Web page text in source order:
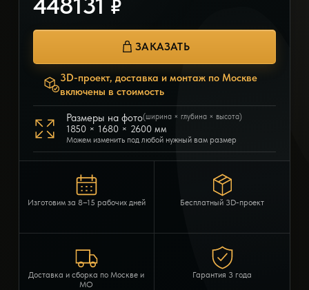
₽
ЗАКАЗАТЬ
3D-проект, доставка и монтаж по Москве
включены в стоимость
Размеры на фото(ширина × глубина × высота)
1850 × 1680 × 2600 мм
Можем изменить под любой нужный вам размер
Изготовим за 8–15 рабочих дней Бесплатный 3D-проект
Доставка и сборка по Москве и
МО
Гарантия 3 года